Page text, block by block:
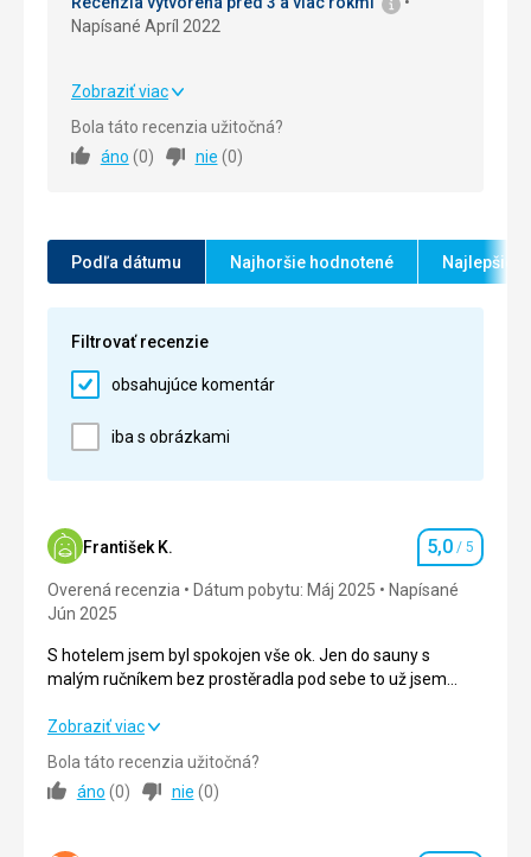
Služby
Napísané Apríl 2022
Strava
Ubytovanie
Služby / 5
Zobraziť viac
Bola táto recenzia užitočná?
áno (0) nie (0)
Podľa dátumu Najhoršie hodnotené Najlepšie
Filtrovať recenzie
obsahujúce komentár
iba s obrázkami
František K. Hodnotenie
5,0 / 5
Overená recenzia Dátum pobytu: Máj 2025
Napísané
Jún 2025
S hotelem jsem byl spokojen vše ok. Jen do sauny s
malým ručníkem bez prostěradla pod sebe to už jsem
spokojen.
S hotelem jsem byl spokojen vše ok. Jen do sauny s
malým ručníkem bez prostěradla pod sebe to už jsem
dlouho nezažil ale je to jen pro zlepšení služeb jinak
spokojen.
Zobraziť viac
Bola táto recenzia užitočná?
áno (0) nie (0)